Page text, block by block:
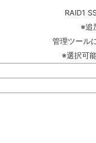
RAID1
※追
管理ツール
※選択可